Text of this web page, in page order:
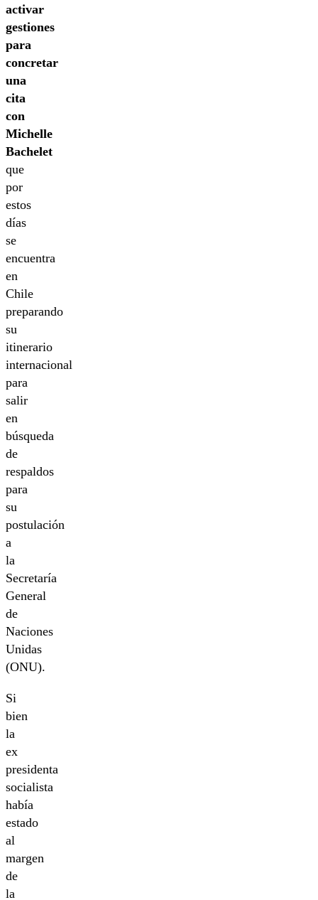
activar
gestiones
para
concretar
una
cita
con
Michelle
Bachelet
que
por
estos
días
se
encuentra
en
Chile
preparando
su
itinerario
internacional
para
salir
en
búsqueda
de
respaldos
para
su
postulación
a
la
Secretaría
General
de
Naciones
Unidas
(ONU).
Si
bien
la
ex
presidenta
socialista
había
estado
al
margen
de
la